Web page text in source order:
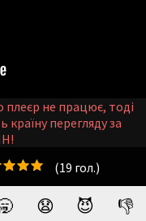
😧 😈 👎
(19 гол.)
не працює, тоді
країну перегляду за